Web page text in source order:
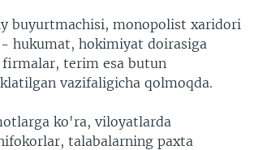
buyurtmachisi, monopolist xaridori
hukumat, hokimiyat doirasiga
terim esa butun
vazifaligicha qolmoqda.
ko'ra, viloyatlarda
talabalarning paxta